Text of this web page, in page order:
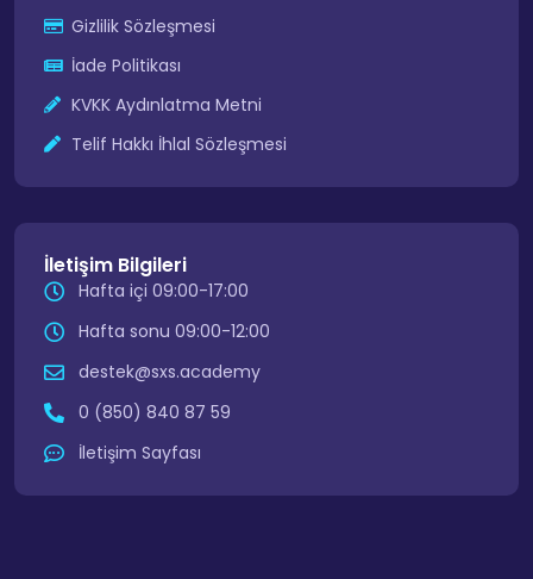
Gizlilik Sözleşmesi
İade Politikası
KVKK Aydınlatma Metni
Telif Hakkı İhlal Sözleşmesi
İletişim Bilgileri
Hafta içi 09:00-17:00
Hafta sonu 09:00-12:00
destek@sxs.academy
0 (850) 840 87 59
İletişim Sayfası